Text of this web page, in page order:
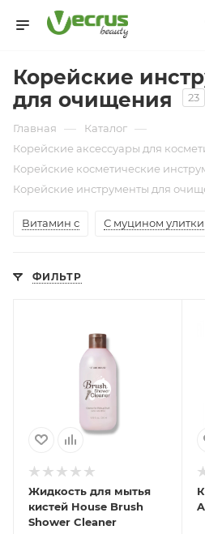
Корейские
для очищения
23
Главная — Каталог —
Корейские аксессуары для
Корейские косметические
Корейские инструменты для
Витамин с С муцином улитки
ФИЛЬТР
Жидкость для мытья
кистей House Brush
Shower Cleaner